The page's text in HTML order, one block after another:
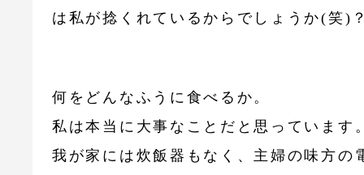
は私が捻くれているからでしょうか(笑)
何をどんなふうに食べるか。
私は本当に大事なことだと思っています
我が家には炊飯器もなく、主婦の味方の